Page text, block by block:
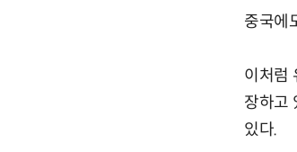
중국에
이처럼
장하고
있다.